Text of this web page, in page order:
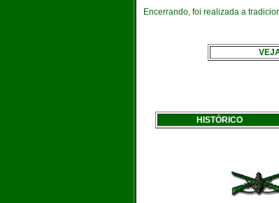
Encerrando, foi realizada a
HISTÓRICO